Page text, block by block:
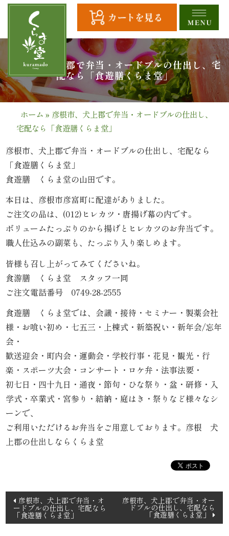
へ
ス
キ
HOME
全
品
一
覧
幕
の
内
弁
当
折
詰
弁
当
会
席
料
オ
ー
彦根市、犬上郡で弁当・オードブルの仕出し、宅
配なら「食遊膳くらま堂」
ホーム » 彦根市、犬上郡で弁当・オードブルの仕出し、
宅配なら「食遊膳くらま堂」
彦根市、犬上郡で弁当・オードブルの仕出し、宅配なら
「食遊膳くらま堂」
食遊膳 くらま堂の山田です。
本日は、彦根市彦富町に配達がありました。
ご注文の品は、(012)ヒレカツ・唐揚げ幕の内です。
ボリュームたっぷりのから揚げとヒレカツのお弁当です。
職人仕込みの副菜も、たっぷり入り楽しめます。
皆様も召し上がってみてくださいね。
食游膳 くらま堂 スタッフ一同
ご注文電話番号 0749-28-2555
食遊膳 くらま堂では、会議・接待・セミナー・製薬会社
様・お喰い初め・七五三・上棟式・新築祝い・新年会/忘年
会・
歓送迎会・町内会・運動会・学校行事・花見・観光・行
楽・スポーツ大会・コンサート・ロケ弁・法事法要・
初七日・四十九日・通夜・節句・ひな祭り・盆・研修・入
学式・卒業式・宮参り・結納・庭はき・祭りなど様々なシ
ーンで、
ご利用いただけるお弁当をご用意しております。彦根 犬
上郡の仕出しならくらま堂
投
稿
ナ
彦根市、犬上郡で弁当・オ
ードブルの仕出し、宅配なら
「食遊膳くらま堂」
彦根市、犬上郡で弁当・オー
ドブルの仕出し、宅配なら
「食遊膳くらま堂」